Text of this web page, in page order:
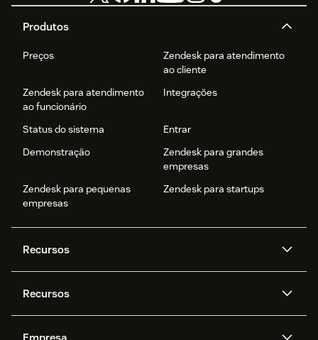
Produtos
Preços
Zendesk para atendimento
ao cliente
Zendesk para atendimento
ao funcionário
Integrações
Status do sistema
Entrar
Demonstração
Zendesk para grandes
empresas
Zendesk para pequenas
empresas
Zendesk para startups
Recursos
Zendesk AI
Mensagens e chat em tempo
real
Recursos